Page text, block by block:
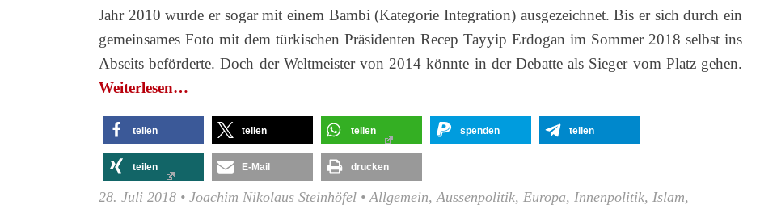
Jahr 2010 wurde er sogar mit einem Bambi (Kategorie Integration) ausgezeichnet. Bis er sich durch ein
gemeinsames Foto mit dem türkischen Präsidenten Recep Tayyip Erdogan im Sommer 2018 selbst ins
Abseits beförderte. Doch der Weltmeister von 2014 könnte in der Debatte als Sieger vom Platz gehen.
Wei­ter­le­sen…
teilen teilen teilen spenden teilen
teilen E-Mail drucken
28. Juli 2018 • Joachim Nikolaus Steinhöfel •Allgemein,Aussenpolitik, Europa, Innenpolitik, Islam,